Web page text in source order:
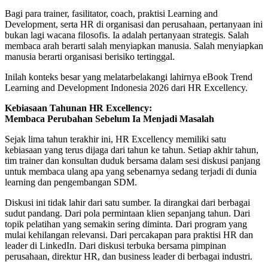
Bagi para trainer, fasilitator, coach, praktisi Learning and
Development, serta HR di organisasi dan perusahaan, pertanyaan ini
bukan lagi wacana filosofis. Ia adalah pertanyaan strategis. Salah
membaca arah berarti salah menyiapkan manusia. Salah menyiapkan
manusia berarti organisasi berisiko tertinggal.
Inilah konteks besar yang melatarbelakangi lahirnya eBook Trend
Learning and Development Indonesia 2026 dari HR Excellency.
Kebiasaan Tahunan HR Excellency:
Membaca Perubahan Sebelum Ia Menjadi Masalah
Sejak lima tahun terakhir ini, HR Excellency memiliki satu
kebiasaan yang terus dijaga dari tahun ke tahun. Setiap akhir tahun,
tim trainer dan konsultan duduk bersama dalam sesi diskusi panjang
untuk membaca ulang apa yang sebenarnya sedang terjadi di dunia
learning dan pengembangan SDM.
Diskusi ini tidak lahir dari satu sumber. Ia dirangkai dari berbagai
sudut pandang. Dari pola permintaan klien sepanjang tahun. Dari
topik pelatihan yang semakin sering diminta. Dari program yang
mulai kehilangan relevansi. Dari percakapan para praktisi HR dan
leader di LinkedIn. Dari diskusi terbuka bersama pimpinan
perusahaan, direktur HR, dan business leader di berbagai industri.